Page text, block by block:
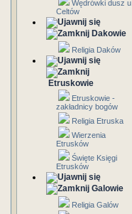
Wędrówki dusz u
Celtów
Dakowie
Religia Daków
Etruskowie
Etruskowie -
zakładnicy bogów
Religia Etruska
Wierzenia
Etrusków
Święte Księgi
Etrusków
Galowie
Religia Galów